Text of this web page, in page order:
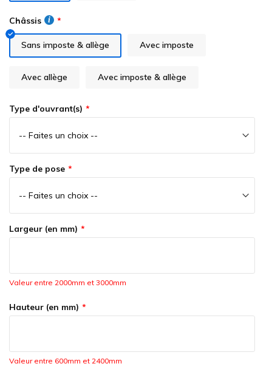
Châssis
Sans imposte & allège Avec imposte
Avec allège Avec imposte & allège
Type d'ouvrant(s)
Type de pose
Largeur (en mm)
Valeur entre 2000mm et 3000mm
Hauteur (en mm)
Valeur entre 600mm et 2400mm